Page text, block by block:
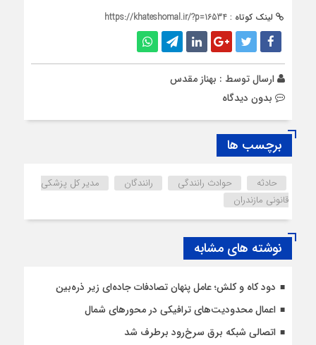
لینک کوتاه : https://khateshomal.ir/?p=16534
ارسال توسط : بهناز مقدس
بدون دیدگاه
برچسب ها
حادثه حوادث رانندگی رانندگان
مدیر کل پزشکی
قانونی مازندران
نوشته های مشابه
دود کاه و کلش؛ عامل پنهان تصادفات جاده‌ای زیر ذره‌بین
اعمال محدودیت‌‌های ترافیکی در محورهای شمال
اتصالی شبکه برق سرخ‌رود برطرف شد